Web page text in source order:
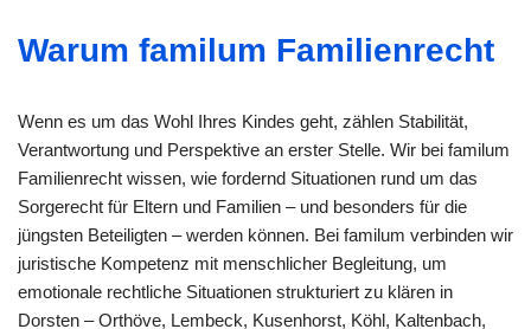
Warum familum Familienrecht
Wenn es um das Wohl Ihres Kindes geht, zählen Stabilität,
Verantwortung und Perspektive an erster Stelle. Wir bei familum
Familienrecht wissen, wie fordernd Situationen rund um das
Sorgerecht für Eltern und Familien – und besonders für die
jüngsten Beteiligten – werden können. Bei familum verbinden wir
juristische Kompetenz mit menschlicher Begleitung, um
emotionale rechtliche Situationen strukturiert zu klären in
Dorsten – Orthöve, Lembeck, Kusenhorst, Köhl, Kaltenbach,